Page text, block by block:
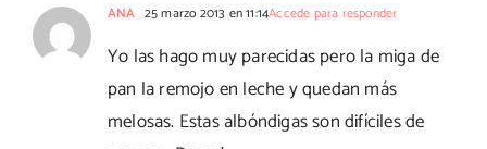
ANA 25 marzo 2013 en 11:14Accede para responder
Yo las hago muy parecidas pero la miga de
pan la remojo en leche y quedan más
melosas. Estas albóndigas son difíciles de